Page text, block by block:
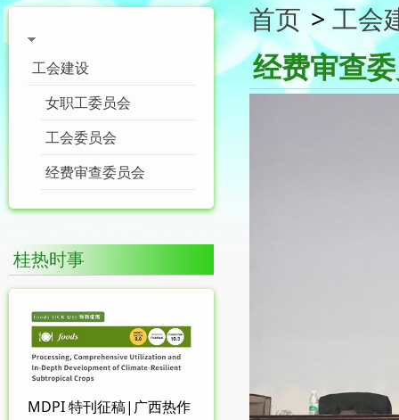
工会建设
女职工委员会
工会委员会
经费审查委员会
桂热时事
MDPI 特刊征稿|广西热作
首页 > 工会
经费审查